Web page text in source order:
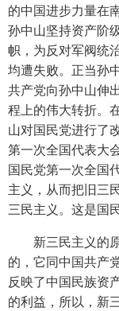
的中国进步力量在
孙中山坚持资产阶
帜，为反对军阀统
均遭失败。正当孙
共产党向孙中山伸
程上的伟大转折。
山对国民党进行了
第一次全国代表大
国民党第一次全国
主义，从而把旧三
三民主义。这是国
新三民主义的原
的，它同中国共产
反映了中国民族资
的利益，所以，新